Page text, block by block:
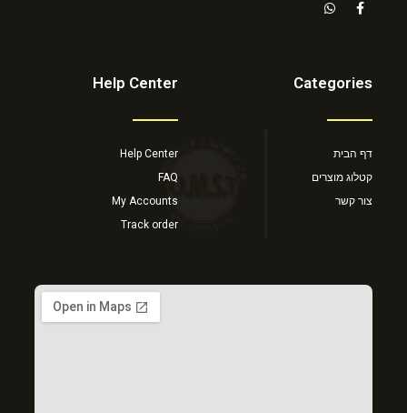
Categories
דף הבית
קטלוג מוצרים
צור קשר
Help Center
Help Center
FAQ
My Accounts
Track order